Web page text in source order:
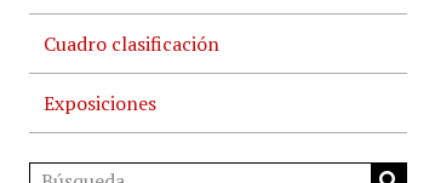
Cuadro clasificación
Exposiciones